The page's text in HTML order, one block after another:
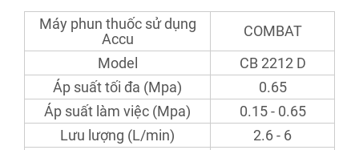
Máy phun thuốc sử dụng
Accu
COMBAT
Model
CB 2212 D
Áp suất tối đa (Mpa)
0.65
Áp suất làm việc (Mpa)
0.15 - 0.65
Lưu lượng (L/min)
2.6 - 6